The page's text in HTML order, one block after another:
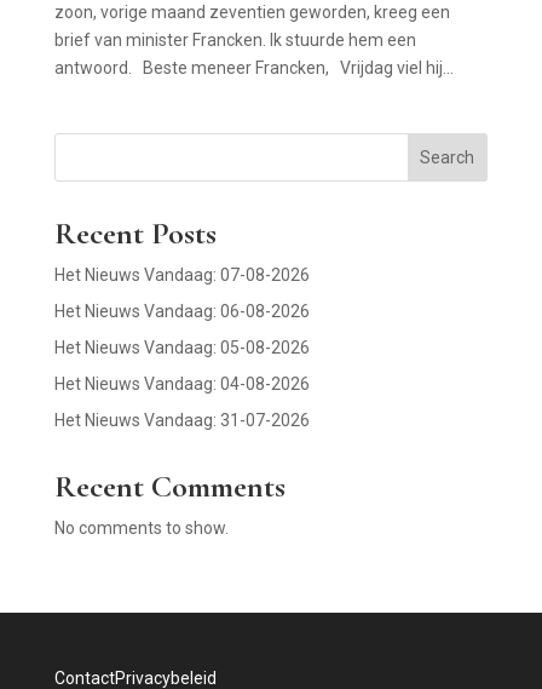
zoon, vorige maand zeventien geworden, kreeg een
brief van minister Francken. Ik stuurde hem een
antwoord. Beste meneer Francken, Vrijdag viel hij...
Search
Recent Posts
Het Nieuws Vandaag: 07-08-2026
Het Nieuws Vandaag: 06-08-2026
Het Nieuws Vandaag: 05-08-2026
Het Nieuws Vandaag: 04-08-2026
Het Nieuws Vandaag: 31-07-2026
Recent Comments
No comments to show.
ContactPrivacybeleid